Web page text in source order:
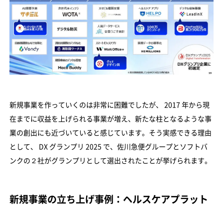
新規事業を作っていくのは非常に困難でしたが、 2017 年から現
在までに収益を上げられる事業が増え、新たな柱となるような事
業の創出にも近づいていると感じています。そう実感できる理由
として、 DX グランプリ 2025 で、佐川急便グループとソフトバ
ンクの２社がグランプリとして選出されたことが挙げられます。
新規事業の立ち上げ事例：ヘルスケアプラット